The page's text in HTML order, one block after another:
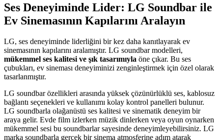
Ses Deneyiminde Lider: LG Soundbar ile
Ev Sinemasının Kapılarını Aralayın
LG, ses deneyiminde liderliğini bir kez daha kanıtlayarak ev
sinemasının kapılarını aralamıştır. LG soundbar modelleri,
mükemmel ses kalitesi ve şık tasarımıyla öne çıkar. Bu ses
çubukları, ev sineması deneyiminizi zenginleştirmek için özel olarak
tasarlanmıştır.
LG soundbar özellikleri arasında yüksek çözünürlüklü ses, kablosuz
bağlantı seçenekleri ve kullanımı kolay kontrol panelleri bulunur.
LG soundbarla olağanüstü ses kalitesi ve sinematik deneyim bir
araya gelir. Evde film izlerken müzik dinlerken veya oyun oynarken
mükemmel sesi bu soundbarlar sayesinde deneyimleyebilirsiniz. LG
marka soundbarla gerçek bir sinema atmosferine adım atarak